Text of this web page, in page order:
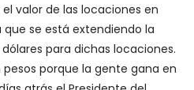
valor de las locaciones en
se está extendiendo la
para dichas locaciones.
pesos porque la gente gana en